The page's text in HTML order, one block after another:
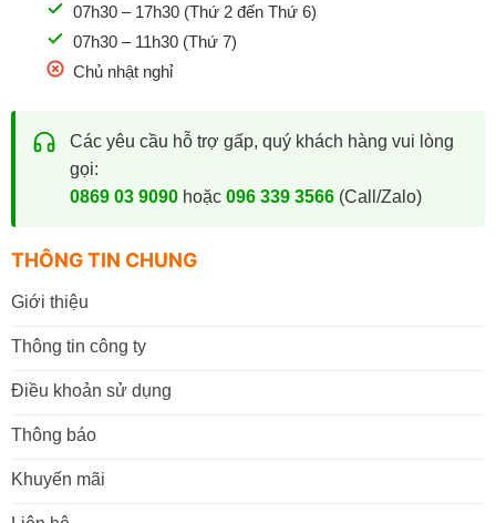
07h30 – 17h30 (Thứ 2 đến Thứ 6)
07h30 – 11h30 (Thứ 7)
Chủ nhật nghỉ
Các yêu cầu hỗ trợ gấp, quý khách hàng vui lòng
gọi:
0869 03 9090hoặc 096 339 3566(Call/Zalo)
THÔNG TIN CHUNG
Giới thiệu
Thông tin công ty
Điều khoản sử dụng
Thông báo
Khuyến mãi